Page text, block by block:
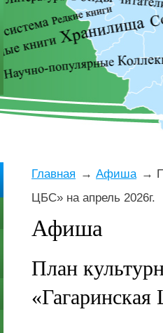
Главная Афиша
ЦБС» на апрель 2026г.
Афиша
План